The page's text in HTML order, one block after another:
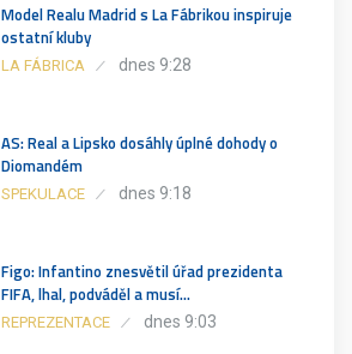
Model Realu Madrid s La Fábrikou inspiruje
ostatní kluby
LA FÁBRICA dnes 9:28
AS: Real a Lipsko dosáhly úplné dohody o
Diomandém
SPEKULACE dnes 9:18
Figo: Infantino znesvětil úřad prezidenta
FIFA, lhal, podváděl a musí…
REPREZENTACE dnes 9:03